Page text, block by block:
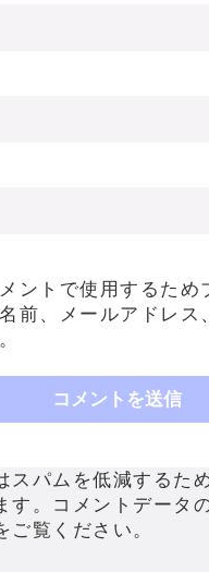
ントで使用するため
前、メールアドレス
スパムを低減するた
す。 コメントデータ
ご覧ください。